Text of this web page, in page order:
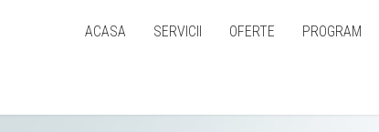
ACASA SERVICII OFERTE PROGRAM